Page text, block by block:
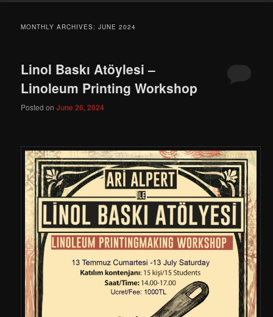
MONTHLY ARCHIVES:JUNE 2024
Linol Baskı Atöylesi –
Linoleum Printing Workshop
Posted onJune 26, 2024